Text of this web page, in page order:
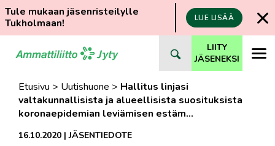
Tule mukaan jäsenristeilylle
Tukholmaan!
LUE LISÄÄ
suoraan
LIITY
JÄSENEKSI
Etusivu > Uutishuone > Hallitus linjasi
valtakunnallisista ja alueellisista suosituksista
koronaepidemian leviämisen estäm…
16.10.2020 |JÄSENTIEDOTE